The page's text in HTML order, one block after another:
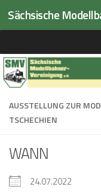
Zum Inhalt springen
AUSSTELLUNG ZUR
TSCHECHIEN
WANN
24.07.2022